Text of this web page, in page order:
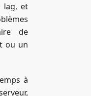
lag, et
de
ou un
à